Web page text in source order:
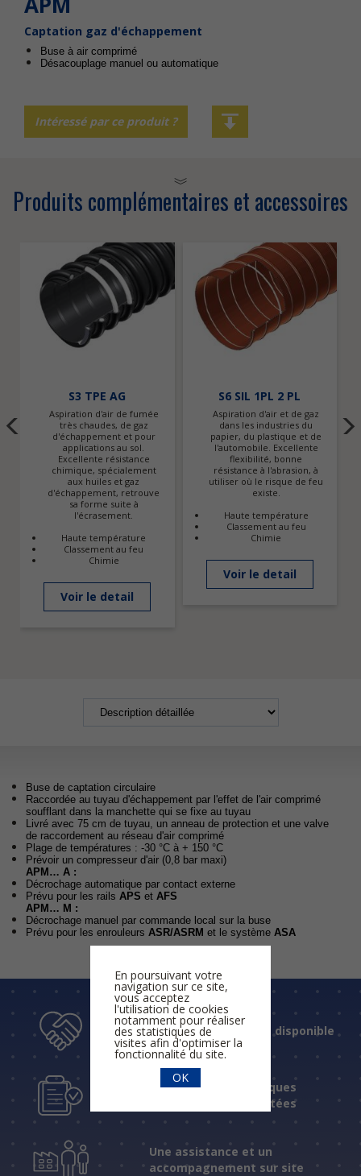
Captation gaz d'échappement
Buse à air comprimé
Désacouplage manuel ou automatique
Intéressé par ce produit ?
Produits complémentaires et accessoires
S3 TPE AG
Aspiration d'air de fumée
très chaudes, de gaz
d'échappement et pour
applications au sol.
Excellente résistance
chimique, spécialement
aux huiles et gaz
d'échappement, retrouve
sa forme suite à
l'écrasement.
Haute température
Classement au feu
Chimie
Voir le detail
S6 SIL 1PL 2 PL
Aspiration d'air et de gaz
dans les industries du
papier, du plastique et de
l'automobile. Excellente
flexibilité, bonne
résistance à l'abrasion, à
utiliser où le risque de feu
existe.
Haute température
Classement au feu
Chimie
Voir le detail
Buse de captation circulaire
Raccordée au tuyau d'échappement par l'effet de l'air comprimé
soufflant dans la manchette qui se fixe au tuyau
Livré avec 75 cm de tuyau, un anneau de protection et une valve
de raccordement au réseau d'air comprimé
Plage de températures : -30 °C à + 150 °C
Prévoir un compresseur d'air (0,8 bar maxi)
APM… A :
Décrochage automatique par contact externe
Prévu pour les rails APS et AFS
APM… M :
Décrochage manuel par commande local sur la buse
Prévu pour les enrouleurs ASR/ASRM et le système ASA
Un accueil humain et disponible
Des réponses techniques
fiables et expérimentées
Une assistance et un
accompagnement sur site
En poursuivant votre
navigation sur ce site,
vous acceptez
l'utilisation de cookies
notamment pour réaliser
des statistiques de
visites afin d'optimiser la
fonctionnalité du site.
OK